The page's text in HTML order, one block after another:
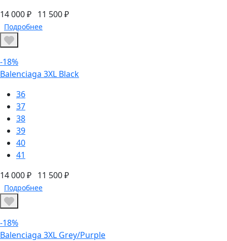
14 000 ₽ 11 500 ₽
Подробнее
-18%
Balenciaga 3XL Black
36
37
38
39
40
41
14 000 ₽ 11 500 ₽
Подробнее
-18%
Balenciaga 3XL Grey/Purple